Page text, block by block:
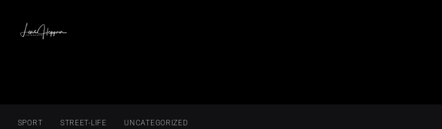
SPORT STREET-LIFE UNCATEGORIZED